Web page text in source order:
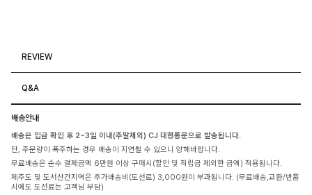
REVIEW
Q&A
배송안내
배송은 입금 확인 후 2~3일 이내(주말제외) CJ 대한통운으로 발송됩니다.
단, 주문량이 폭주하는 경우 배송이 지연될 수 있으니 양해바랍니다.
무료배송은 순수 결제금액 6만원 이상 구매시(할인 및 적립금 제외한 금액) 적용됩니다.
제주도 및 도서산간지역은 추가배송비(도선료) 3,000원이 부과됩니다. (무료배송,교환/반품
시에도 도선료는 고객님 부담)